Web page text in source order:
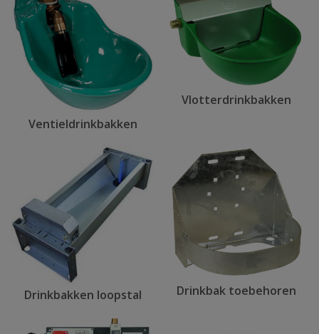
Ventieldrinkbakken
Vlotterdrinkbakken
Drinkbakken loopstal Drinkbak toebehoren